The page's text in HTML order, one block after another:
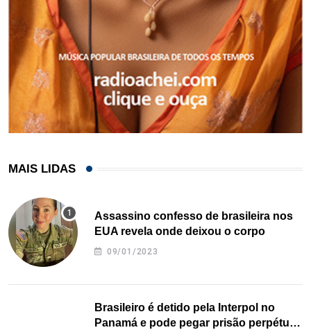
MAIS LIDAS
Assassino confesso de brasileira nos
EUA revela onde deixou o corpo
09/01/2023
Brasileiro é detido pela Interpol no
Panamá e pode pegar prisão perpétua